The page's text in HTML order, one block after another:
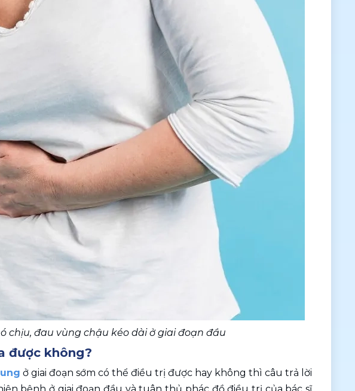
chịu, đau vùng chậu kéo dài ở giai đoạn đầu
được không?
ở giai đoạn sớm có thể điều trị được hay không thì câu trả lời